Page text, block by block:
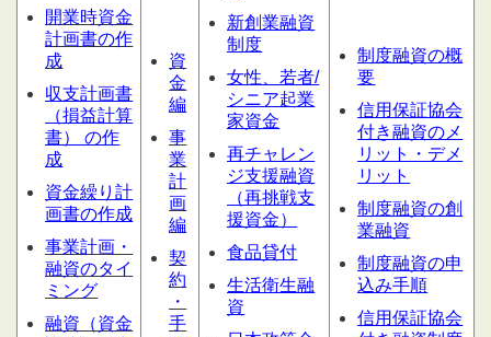
開業時資金
計画書の作
成
収支計画書
（損益計算
書） の作
成
資金繰り計
画書の作成
事業計画・
融資のタイ
ミング
融資（資金
資
金
編
事
業
計
画
編
契
約
・
手
新創業融資
制度
女性、若者/
シニア起業
家資金
再チャレン
ジ支援融資
（再挑戦支
援資金）
食品貸付
生活衛生融
資
制度融資の概
要
信用保証協会
付き融資のメ
リット・デメ
リット
制度融資の創
業融資
制度融資の申
込み手順
信用保証協会